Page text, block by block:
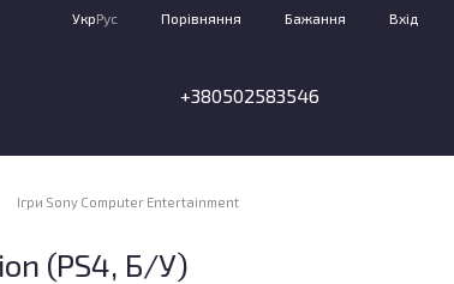
УкрРус Порівняння Бажання Вхід
+380502583546
Ігри Sony Computer Entertainment
(PS4, Б/У)